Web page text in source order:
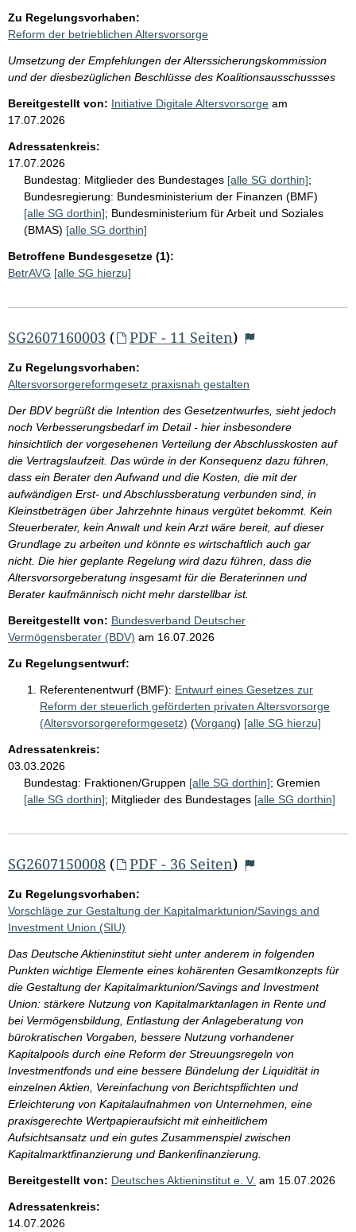
Zu Regelungsvorhaben:
Reform der betrieblichen Altersvorsorge
Umsetzung der Empfehlungen der Alterssicherungskommission
und der diesbezüglichen Beschlüsse des Koalitionsausschussses
Bereitgestellt von: Initiative Digitale Altersvorsorge am
17.07.2026
Adressatenkreis:
17.07.2026
Bundestag: Mitglieder des Bundestages [alle SG dorthin];
Bundesregierung: Bundesministerium der Finanzen (BMF)
[alle SG dorthin]; Bundesministerium für Arbeit und Soziales
(BMAS) [alle SG dorthin]
Betroffene Bundesgesetze (1):
BetrAVG [alle SG hierzu]
SG2607160003 ( PDF - 11 Seiten)
Zu Regelungsvorhaben:
Altersvorsorgereformgesetz praxisnah gestalten
Der BDV begrüßt die Intention des Gesetzentwurfes, sieht jedoch
noch Verbesserungsbedarf im Detail - hier insbesondere
hinsichtlich der vorgesehenen Verteilung der Abschlusskosten auf
die Vertragslaufzeit. Das würde in der Konsequenz dazu führen,
dass ein Berater den Aufwand und die Kosten, die mit der
aufwändigen Erst- und Abschlussberatung verbunden sind, in
Kleinstbeträgen über Jahrzehnte hinaus vergütet bekommt. Kein
Steuerberater, kein Anwalt und kein Arzt wäre bereit, auf dieser
Grundlage zu arbeiten und könnte es wirtschaftlich auch gar
nicht. Die hier geplante Regelung wird dazu führen, dass die
Altersvorsorgeberatung insgesamt für die Beraterinnen und
Berater kaufmännisch nicht mehr darstellbar ist.
Bereitgestellt von: Bundesverband Deutscher
Vermögensberater (BDV) am 16.07.2026
Zu Regelungsentwurf:
Referentenentwurf (BMF): Entwurf eines Gesetzes zur
Reform der steuerlich geförderten privaten Altersvorsorge
(Altersvorsorgereformgesetz) (Vorgang) [alle SG hierzu]
Adressatenkreis:
03.03.2026
Bundestag: Fraktionen/Gruppen [alle SG dorthin]; Gremien
[alle SG dorthin]; Mitglieder des Bundestages [alle SG dorthin]
SG2607150008 ( PDF - 36 Seiten)
Zu Regelungsvorhaben:
Vorschläge zur Gestaltung der Kapitalmarktunion/Savings and
Investment Union (SIU)
Das Deutsche Aktieninstitut sieht unter anderem in folgenden
Punkten wichtige Elemente eines kohärenten Gesamtkonzepts für
die Gestaltung der Kapitalmarktunion/Savings and Investment
Union: stärkere Nutzung von Kapitalmarktanlagen in Rente und
bei Vermögensbildung, Entlastung der Anlageberatung von
bürokratischen Vorgaben, bessere Nutzung vorhandener
Kapitalpools durch eine Reform der Streuungsregeln von
Investmentfonds und eine bessere Bündelung der Liquidität in
einzelnen Aktien, Vereinfachung von Berichtspflichten und
Erleichterung von Kapitalaufnahmen von Unternehmen, eine
praxisgerechte Wertpapieraufsicht mit einheitlichem
Aufsichtsansatz und ein gutes Zusammenspiel zwischen
Kapitalmarktfinanzierung und Bankenfinanzierung.
Bereitgestellt von: Deutsches Aktieninstitut e. V. am 15.07.2026
Adressatenkreis:
14.07.2026